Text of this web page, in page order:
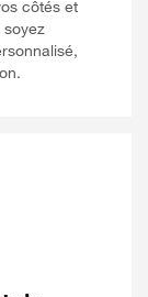
côtés et
soyez